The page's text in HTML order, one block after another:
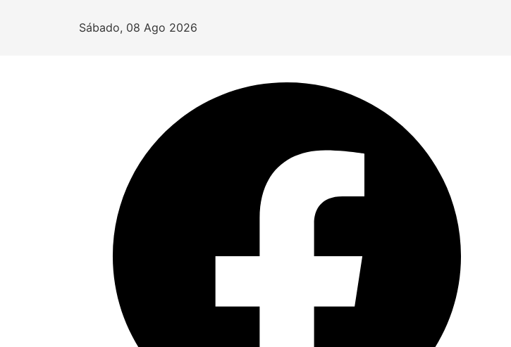
Sábado, 08 Ago 2026